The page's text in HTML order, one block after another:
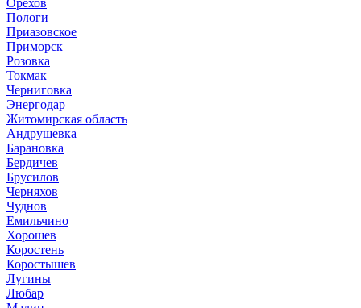
Орехов
Пологи
Приазовское
Приморск
Розовка
Токмак
Черниговка
Энергодар
Житомирская область
Андрушевка
Барановка
Бердичев
Брусилов
Черняхов
Чуднов
Емильчино
Хорошев
Коростень
Коростышев
Лугины
Любар